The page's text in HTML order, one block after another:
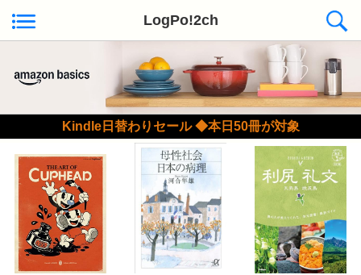
LogPo!2ch
Kindle日替わりセール ◆本日50冊が対象